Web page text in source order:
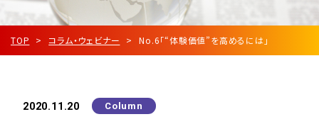
TOP コラム・ウェビナー No.6「“体験価値”を高めるには」
2020.11.20 Column